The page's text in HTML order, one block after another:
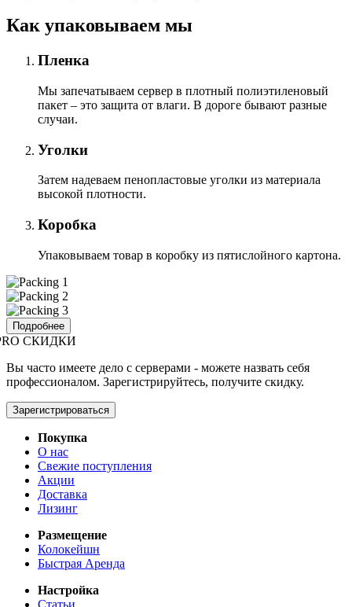
Как упаковываем мы
Пленка
Мы запечатываем сервер в плотный полиэтиленовый
пакет – это защита от влаги. В дороге бывают разные
случаи.
Уголки
Затем надеваем пенопластовые уголки из материала
высокой плотности.
Коробка
Упаковываем товар в коробку из пятислойного картона.
Подробнее
СКИДКИ
Вы часто имеете дело с серверами - можете назвать себя
профессионалом. Зарегистрируйтесь, получите скидку.
Зарегистрироваться
Покупка
О нас
Свежие поступления
Акции
Доставка
Лизинг
Размещение
Колокейшн
Быстрая Аренда
Настройка
Статьи